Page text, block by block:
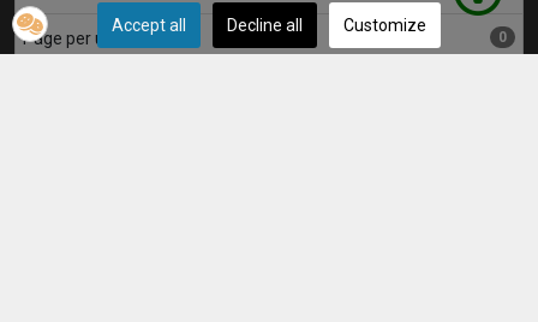
Page per user: 0
Accept all Decline all Customize